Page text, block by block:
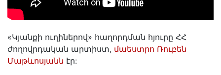
«Կյանքի ուղիներով» հաղորդման հյուրը ՀՀ
ժողովրդական արտիստ, մաեստրո Ռուբեն
Մաթևոսյանն էր: